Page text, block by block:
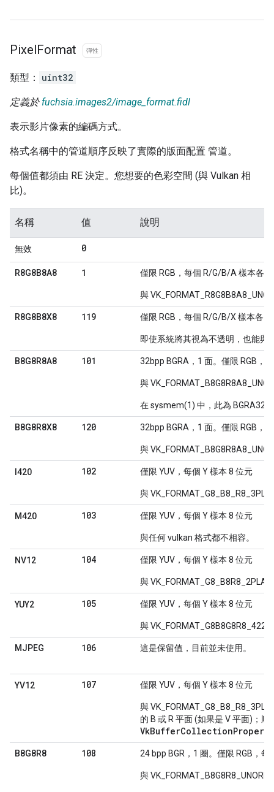
PixelFormat 彈性
類型： uint32
定義於 fuchsia.images2/image_format.fidl
表示影片像素的編碼方式。
格式名稱中的管道順序反映了實際的版面配置 管道。
每個值都須由 RE 決定。您想要的色彩空間 (與 Vulkan 相
比)。
名稱 值 說明
無效 0
R8G8B8A8 1 僅限 RGB，每個 R/G/B/A 樣本各 8
與
R8G8B8X8 119 僅限 RGB，每個 R/G/B/X 樣本各 8
即使系統將其視為不透明，也能與
B8G8R8A8 101 32bpp BGRA，1 面。僅限 RGB，
與
在 sysmem(1) 中，此為 BGRA32。
B8G8R8X8 120 32bpp BGRA，1 面。僅限 RGB，
與
I420 102 僅限 YUV，每個 Y 樣本 8 位元
與
M420 103 僅限 YUV，每個 Y 樣本 8 位元
與任何 vulkan 格式都不相容。
NV12 104 僅限 YUV，每個 Y 樣本 8 位元
與
YUY2 105 僅限 YUV，每個 Y 樣本 8 位元
與
MJPEG 106 這是保留值，目前並未使用。
YV12 107 僅限 YUV，每個 Y 樣本 8 位元
與
的 B 或 R 平面 (如果是 V 平面)；
B8G8R8 108 24 bpp BGR，1 圈。僅限 RGB，
與 VK_FORMAT_B8G8R8_UNORM